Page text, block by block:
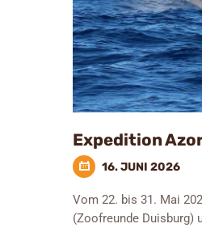
Expedition
16. JUNI 2026
Vom 22. bis 31. Mai
(Zoofreunde Duisburg)